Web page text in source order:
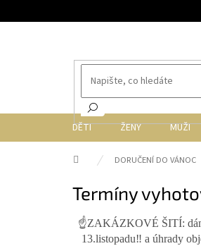
na
DĚTI ŽENY MUŽI
Domů DORUČENÍ DO VÁNOC
Termíny
☝ZAKÁZKOVÉ ŠITÍ:
13.listopadu‼️ a úhrady